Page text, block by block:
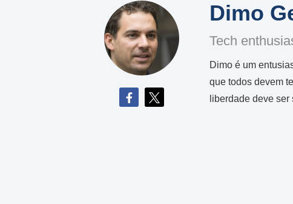
Dimo
Tech
Dimo é um
que todos devem
liberdade deve